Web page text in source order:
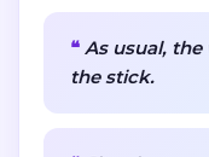
As usual,
the stick.